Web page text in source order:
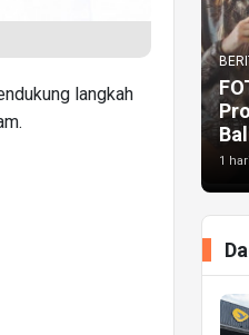
langkah
1